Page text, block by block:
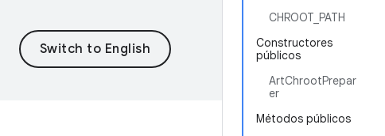
CHROOT_PATH
Constructores
públicos
ArtChrootPrepar
er
Métodos públicos